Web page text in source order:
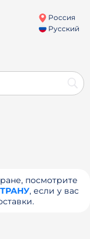
Россия
Русский
посмотрите
, если у вас